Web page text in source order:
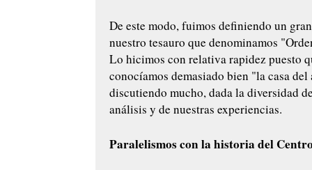
De este modo, fuimos definiendo un
nuestro tesauro que denominamos
Lo hicimos con relativa rapidez puesto
conocíamos demasiado bien "la casa del
discutiendo mucho, dada la diversidad
análisis y de nuestras experiencias.
Paralelismos con la historia del